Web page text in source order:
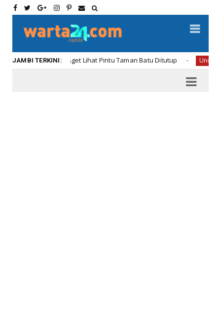
JAMBI TERKINI:
Oneng Kaget Lihat Pintu Taman Batu Ditutup Uncategorized